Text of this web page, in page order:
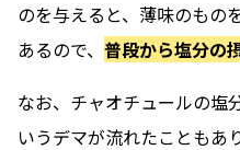
のを与えると、薄味のもの
あるので、 普段から塩分の
なお、チャオチュールの塩
いうデマが流れたこともあ